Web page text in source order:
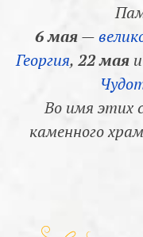
6 мая—
Георгия, 22 маяи
Во имя этих
каменного